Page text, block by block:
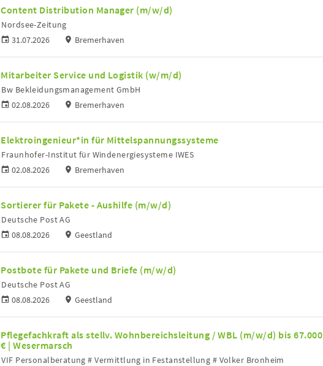
Content Distribution Manager (m/w/d)
31.07.2026
Nordsee-Zeitung
Bremerhaven
Mitarbeiter Service und Logistik (w/m/d)
02.08.2026
Bw Bekleidungsmanagement GmbH
Bremerhaven
Elektroingenieur*in für Mittelspannungssysteme
02.08.2026
Fraunhofer-Institut für Windenergiesysteme IWES
Bremerhaven
Sortierer für Pakete - Aushilfe (m/w/d)
08.08.2026
Deutsche Post AG
Geestland
Postbote für Pakete und Briefe (m/w/d)
08.08.2026
Deutsche Post AG
Geestland
Pflegefachkraft als stellv. Wohnbereichsleitung / WBL (m/w/d) bis 67.000
€ | Wesermarsch
VIF Personalberatung # Vermittlung in Festanstellung # Volker Bronheim